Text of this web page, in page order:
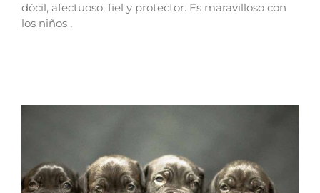
dócil, afectuoso, fiel y protector. Es maravilloso con
los niños ,